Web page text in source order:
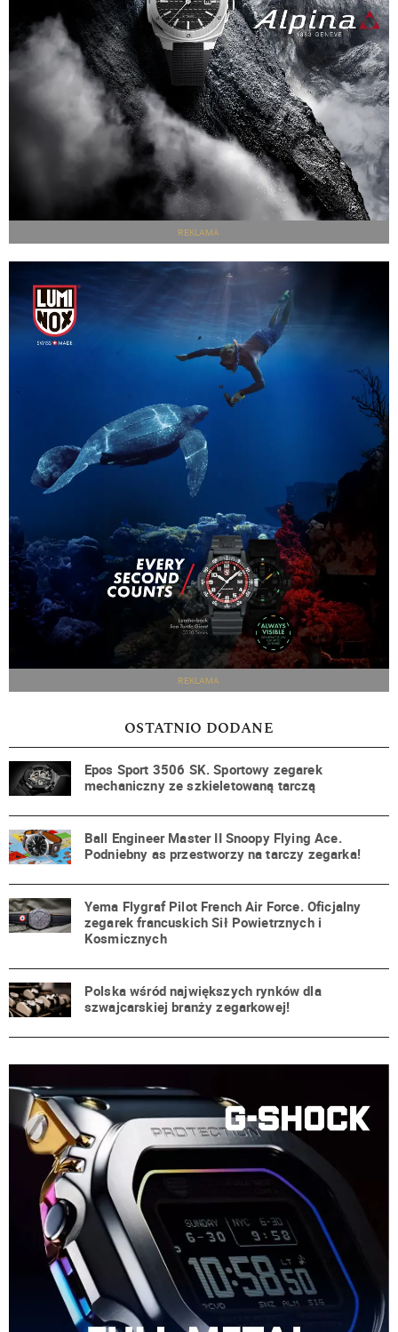
REKLAMA
REKLAMA
OSTATNIO DODANE
Epos Sport 3506 SK. Sportowy zegarek
mechaniczny ze szkieletowaną tarczą
Ball Engineer Master II Snoopy Flying Ace.
Podniebny as przestworzy na tarczy zegarka!
Yema Flygraf Pilot French Air Force. Oficjalny
zegarek francuskich Sił Powietrznych i
Kosmicznych
Polska wśród największych rynków dla
szwajcarskiej branży zegarkowej!